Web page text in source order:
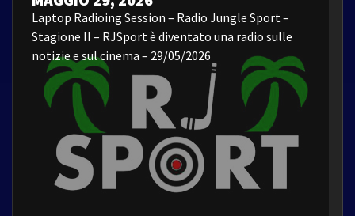
Laptop Radioing Session – Radio Jungle Sport –
Stagione II – RJSport è diventato una radio sulle
notizie e sul cinema – 29/05/2026